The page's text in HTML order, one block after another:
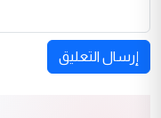
إرسال التعليق